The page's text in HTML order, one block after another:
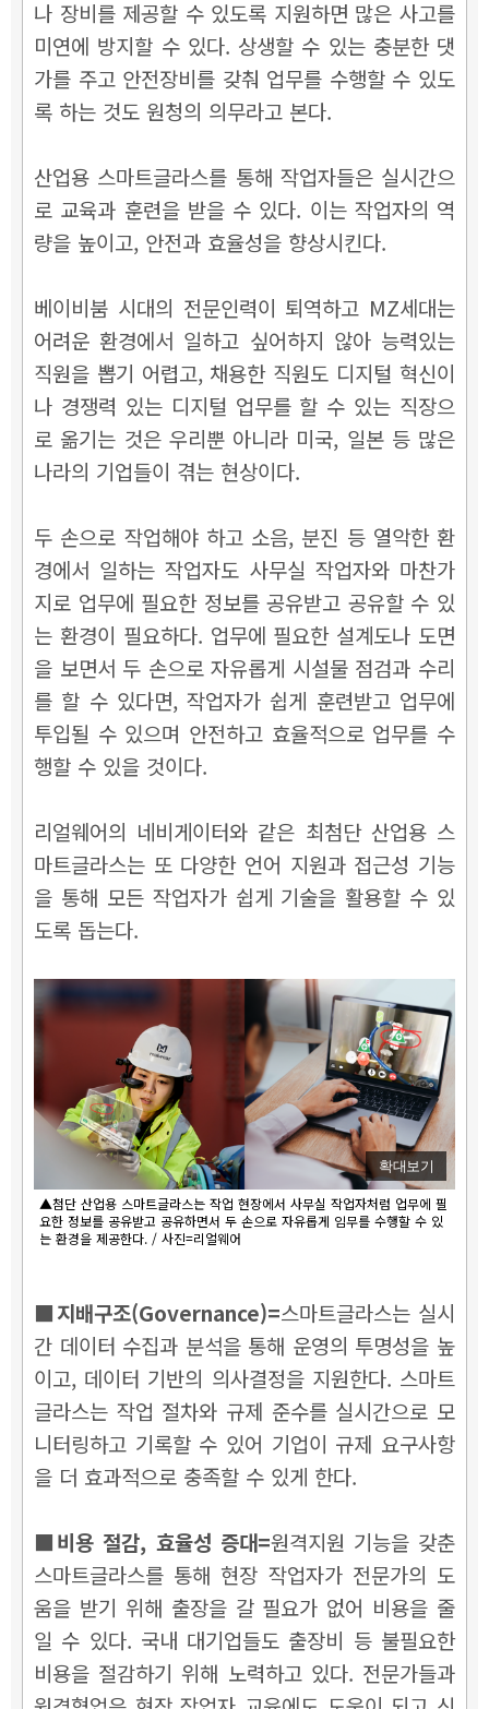
나 장비를 제공할 수 있도록 지원하면 많은 사고를
미연에 방지할 수 있다. 상생할 수 있는 충분한 댓
가를 주고 안전장비를 갖춰 업무를 수행할 수 있도
록 하는 것도 원청의 의무라고 본다.
산업용 스마트글라스를 통해 작업자들은 실시간으
로 교육과 훈련을 받을 수 있다. 이는 작업자의 역
량을 높이고, 안전과 효율성을 향상시킨다.
베이비붐 시대의 전문인력이 퇴역하고 MZ세대는
어려운 환경에서 일하고 싶어하지 않아 능력있는
직원을 뽑기 어렵고, 채용한 직원도 디지털 혁신이
나 경쟁력 있는 디지털 업무를 할 수 있는 직장으
로 옮기는 것은 우리뿐 아니라 미국, 일본 등 많은
나라의 기업들이 겪는 현상이다.
두 손으로 작업해야 하고 소음, 분진 등 열악한 환
경에서 일하는 작업자도 사무실 작업자와 마찬가
지로 업무에 필요한 정보를 공유받고 공유할 수 있
는 환경이 필요하다. 업무에 필요한 설계도나 도면
을 보면서 두 손으로 자유롭게 시설물 점검과 수리
를 할 수 있다면, 작업자가 쉽게 훈련받고 업무에
투입될 수 있으며 안전하고 효율적으로 업무를 수
행할 수 있을 것이다.
리얼웨어의 네비게이터와 같은 최첨단 산업용 스
마트글라스는 또 다양한 언어 지원과 접근성 기능
을 통해 모든 작업자가 쉽게 기술을 활용할 수 있
도록 돕는다.
확대보기
▲첨단 산업용 스마트글라스는 작업 현장에서 사무실 작업자처럼 업무에 필
요한 정보를 공유받고 공유하면서 두 손으로 자유롭게 임무를 수행할 수 있
는 환경을 제공한다. / 사진=리얼웨어
■지배구조(Governance)=스마트글라스는 실시
간 데이터 수집과 분석을 통해 운영의 투명성을 높
이고, 데이터 기반의 의사결정을 지원한다. 스마트
글라스는 작업 절차와 규제 준수를 실시간으로 모
니터링하고 기록할 수 있어 기업이 규제 요구사항
을 더 효과적으로 충족할 수 있게 한다.
■비용 절감, 효율성 증대=원격지원 기능을 갖춘
스마트글라스를 통해 현장 작업자가 전문가의 도
움을 받기 위해 출장을 갈 필요가 없어 비용을 줄
일 수 있다. 국내 대기업들도 출장비 등 불필요한
비용을 절감하기 위해 노력하고 있다. 전문가들과